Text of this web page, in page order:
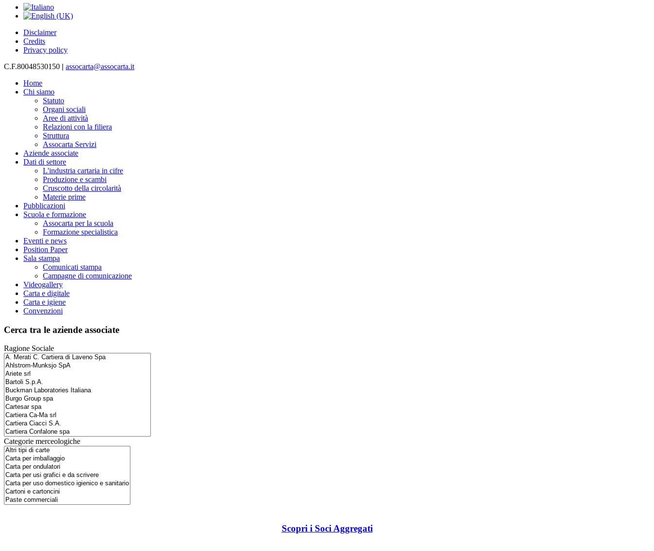
Disclaimer
Credits
Privacy policy
C.F.80048530150 | assocarta@assocarta.it
Home
Chi siamo
Statuto
Organi sociali
Aree di attività
Relazioni con la filiera
Struttura
Assocarta Servizi
Aziende associate
Dati di settore
L'industria cartaria in cifre
Produzione e scambi
Cruscotto della circolarità
Materie prime
Pubblicazioni
Scuola e formazione
Assocarta per la scuola
Formazione specialistica
Eventi e news
Position Paper
Sala stampa
Comunicati stampa
Campagne di comunicazione
Videogallery
Carta e digitale
Carta e igiene
Convenzioni
Cerca tra le aziende associate
Ragione Sociale
Categorie merceologiche
Scopri i Soci Aggregati